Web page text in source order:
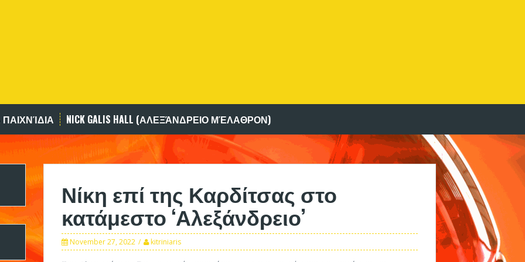
NICK GALIS HALL (ΑΛΕΞΆΝΔΡΕΙΟ ΜΈΛΑΘΡΟΝ)
Νίκη επί της Καρδίτσας στο
κατάμεστο ‘Αλεξάνδρειο’
November 27, 2022 kitriniaris